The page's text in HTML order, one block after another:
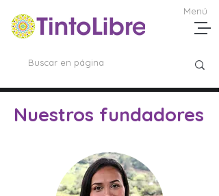
Menú
Nuestros fundadores